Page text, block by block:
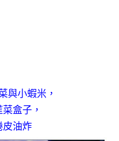
與小蝦米，
盒子，
皮油炸